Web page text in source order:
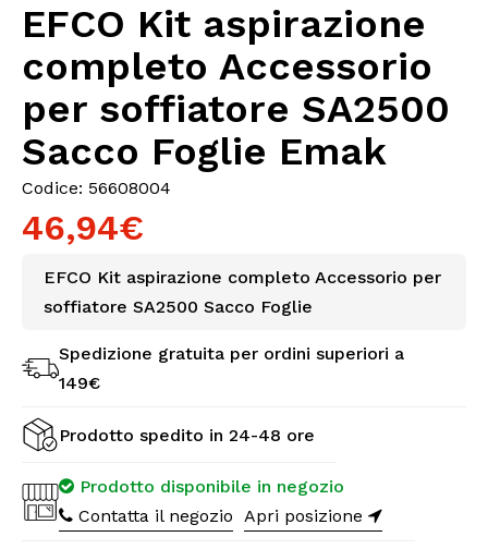
EFCO Kit aspirazione
completo Accessorio
per soffiatore SA2500
Sacco Foglie Emak
Codice: 56608004
46,94€
EFCO Kit aspirazione completo Accessorio per
soffiatore SA2500 Sacco Foglie
Spedizione gratuita per ordini superiori a
149€
Prodotto spedito in 24-48 ore
Prodotto disponibile in negozio
Contatta il negozio Apri posizione